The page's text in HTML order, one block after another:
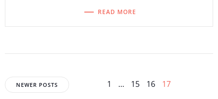
READ MORE
Posts
NEWER POSTS
Posts
Page
1 … Page
15 Page
16 Page
17